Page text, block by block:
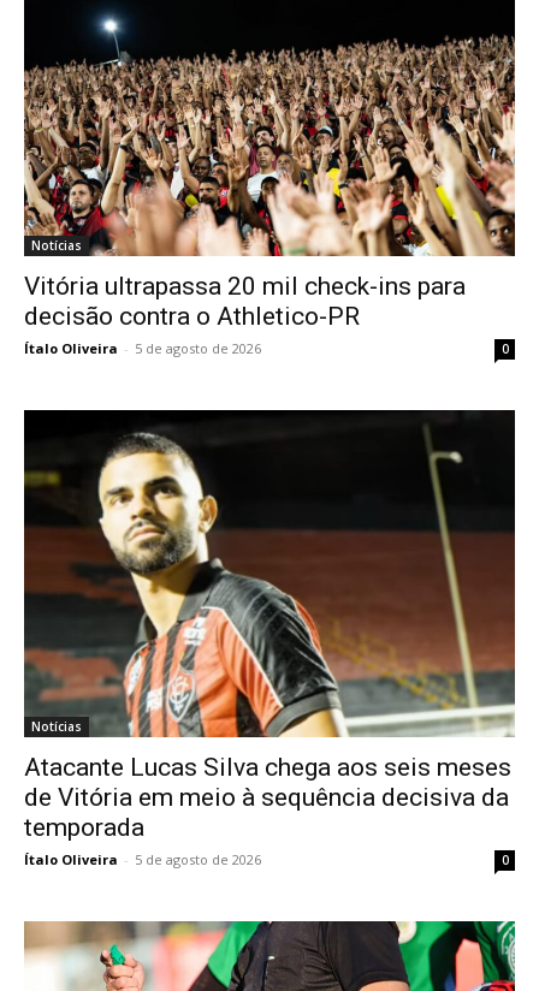
Notícias
Vitória ultrapassa 20 mil check-ins para
decisão contra o Athletico-PR
Ítalo Oliveira - 5 de agosto de 2026 0
Notícias
Atacante Lucas Silva chega aos seis meses
de Vitória em meio à sequência decisiva da
temporada
Ítalo Oliveira - 5 de agosto de 2026 0